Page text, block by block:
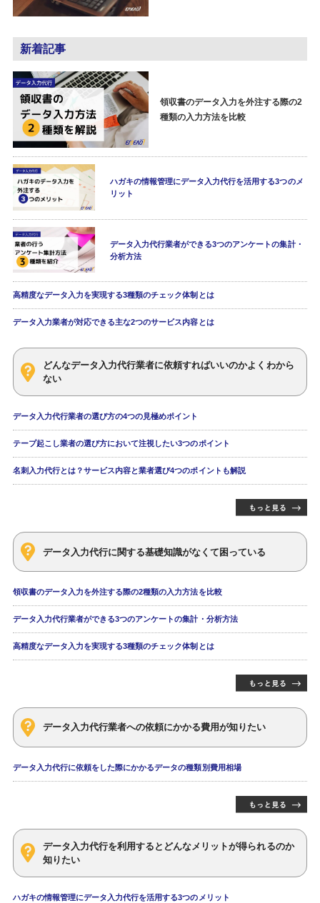
新着記事
領収書のデータ入力を外注する際の2
種類の入力方法を比較
ハガキの情報管理にデータ入力代行を活用する3つのメ
リット
データ入力代行業者ができる3つのアンケートの集計・
分析方法
高精度なデータ入力を実現する3種類のチェック体制とは
データ入力業者が対応できる主な2つのサービス内容とは
どんなデータ入力代行業者に依頼すればいいのかよくわから
ない
データ入力代行業者の選び方の4つの見極めポイント
テープ起こし業者の選び方において注視したい3つのポイント
名刺入力代行とは？サービス内容と業者選び4つのポイントも解説
データ入力代行に関する基礎知識がなくて困っている
領収書のデータ入力を外注する際の2種類の入力方法を比較
データ入力代行業者ができる3つのアンケートの集計・分析方法
高精度なデータ入力を実現する3種類のチェック体制とは
データ入力代行業者への依頼にかかる費用が知りたい
データ入力代行に依頼をした際にかかるデータの種類別費用相場
データ入力代行を利用するとどんなメリットが得られるのか
知りたい
ハガキの情報管理にデータ入力代行を活用する3つのメリット